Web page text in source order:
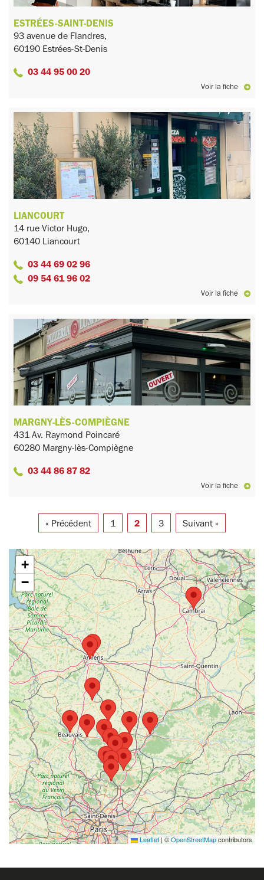
ESTRÉES-SAINT-DENIS
93 avenue de Flandres,
60190 Estrées-St-Denis
03 44 95 00 20
Voir la fiche
LIANCOURT
14 rue Victor Hugo,
60140 Liancourt
03 44 69 02 96
09 54 61 96 02
Voir la fiche
MARGNY-LÈS-COMPIÈGNE
431 Av. Raymond Poincaré
60280 Margny-lès-Compiègne
03 44 86 87 82
Voir la fiche
« Précédent 1 2 3 Suivant »
Coordonnées restaurant
+
−
Leaflet|©OpenStreetMapcontributors